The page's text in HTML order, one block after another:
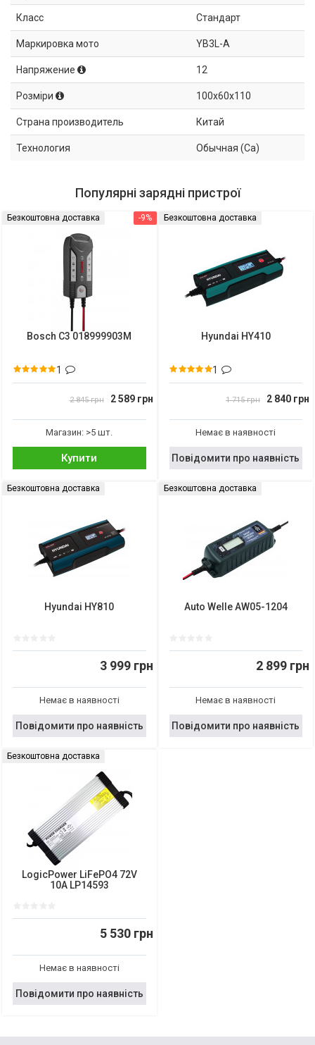
Класс Стандарт
Маркировка мото YB3L-A
Напряжение 12
Розміри 100x60x110
Страна производитель Китай
Технология Обычная (Ca)
Популярні зарядні пристрої
-9%
Безкоштовна доставка
Bosch C3 018999903M
1
2 845 грн 2 589 грн
Магазин: >5 шт.
Купити
Безкоштовна доставка
Hyundai HY410
1
1 715 грн 2 840 грн
Немає в наявності
Повідомити про наявність
Безкоштовна доставка
Hyundai HY810
3 999 грн
Немає в наявності
Повідомити про наявність
Безкоштовна доставка
Auto Welle AW05-1204
2 899 грн
Немає в наявності
Повідомити про наявність
Безкоштовна доставка
LogicPower LiFePO4 72V
10A LP14593
5 530 грн
Немає в наявності
Повідомити про наявність